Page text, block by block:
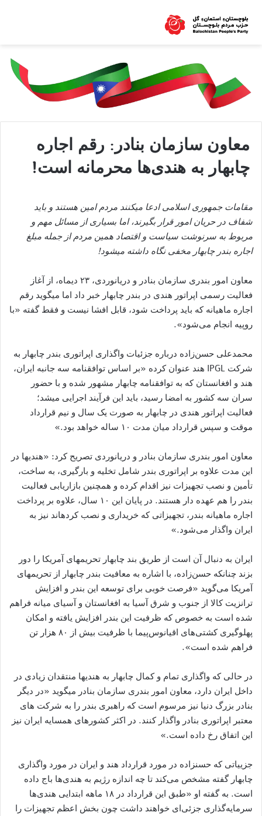
معاون سازمان بنادر: رقم اجاره
چابهار به هندی‌ها محرمانه است!
مقامات جمهوری اسلامی ادعا میکنند مردم امین هستند و باید
شفاف در حریان امور قرار بگیرند، اما بسیاری از مسائل مهم و
مربوط به سرنوشت سیاست و اقتصاد همین مردم از جمله مبلغ
اجاره بندر چابهار مخفی نگاه داشته میشود!
معاون امور بندری سازمان بنادر و دریانوردی، ۲۳ دی‎ماه، از آغاز
فعالیت رسمی اپراتور هندی در بندر چابهار خبر داد اما می‎گوید رقم
اجاره ماهیانه که باید پرداخت شود، قابل افشا نیست و فقط گفته «با
روپیه انجام می‌شود».
محمدعلی حسن‌زاده درباره جزئیات واگذاری اپراتوری بندر چابهار به
شرکت IPGL هند عنوان کرده «بر اساس توافقنامه سه جانبه ایران،
هند و افغانستان که به توافقنامه چابهار مشهور شده و با حضور
سران سه کشور به امضا رسید، باید این فرآیند اجرایی می‎شد؛
فعالیت اپراتور هندی در چابهار به صورت یک سال و نیم قرارداد
موقت و سپس قرارداد میان مدت ۱۰ ساله خواهد بود.»
معاون امور بندری سازمان بنادر و دریانوردی تصریح کرد: «هندی‎ها در
این مدت علاوه بر اپراتوری بندر شامل تخلیه و بارگیری، به ساخت،
تأمین و نصب تجهیزات نیز اقدام کرده و همچنین بازاریابی فعالیت
بندر را هم عهده دار هستند. در پایان این ۱۰ سال، علاوه بر پرداخت
اجاره ماهیانه بندر، تجهیزاتی که خریداری و نصب کرده‎اند نیز به
ایران واگذار می‌شود.»
ایران به دنبال آن است از طریق بند چابهار تحریم‎های آمریکا را دور
بزند چنانکه حسن‌زاده، با اشاره به معافیت بندر چابهار از تحریم‎های
آمریکا می‌گوید «فرصت خوبی برای توسعه این بندر و افزایش
ترانزیت کالا از جنوب و شرق آسیا به افغانستان و آسیای میانه فراهم
شده است به ‌خصوص که ظرفیت این بندر افزایش یافته و امکان
پهلوگیری کشتی‌های اقیانوس‌پیما با ظرفیت بیش از ۸۰ هزار تن
فراهم شده است».
در حالی که واگذاری تمام و کمال چابهار به هندی‎ها منتقدان زیادی در
داخل ایران دارد، معاون امور بندری سازمان بنادر می‎گوید «در دیگر
بنادر بزرگ دنیا نیز مرسوم است که راهبری بندر را به شرکت های
معتبر اپراتوری بنادر واگذار کنند. در اکثر کشورهای همسایه ایران نیز
این اتفاق رخ داده است.»
جزییاتی که حسن‎زاده در مورد قرارداد هند و ایران در مورد واگذاری
چابهار گفته مشخص می‌کند تا چه اندازه رژیم به هندی‌ها باج داده
است. به گفته او «طبق این قرارداد در ۱۸ ماهه ابتدایی هندی‌ها
سرمایه‌گذاری جزئی‌ای خواهند داشت چون بخش اعظم تجهیزات را